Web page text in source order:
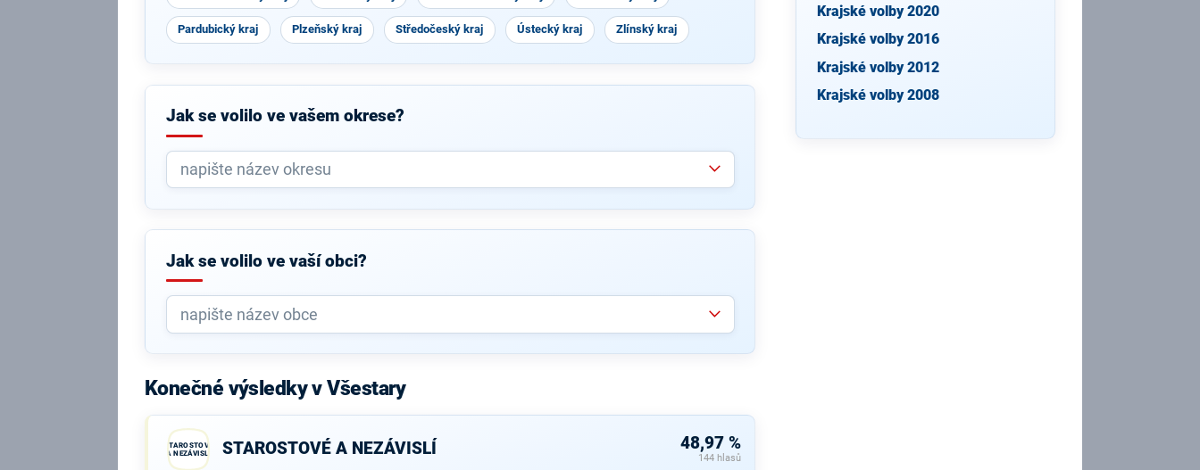
Pardubický kraj Plzeňský kraj Středočeský kraj Ústecký kraj Zlínský kraj
Jak se volilo ve vašem okrese?
Jak se volilo ve vaší obci?
Konečné výsledky v Všestary
STAROSTOVÉ
A NEZÁVISLÍ
STAROSTOVÉ A NEZÁVISLÍ 48,97 %
144 hlasů
Krajské volby 2020
Krajské volby 2016
Krajské volby 2012
Krajské volby 2008